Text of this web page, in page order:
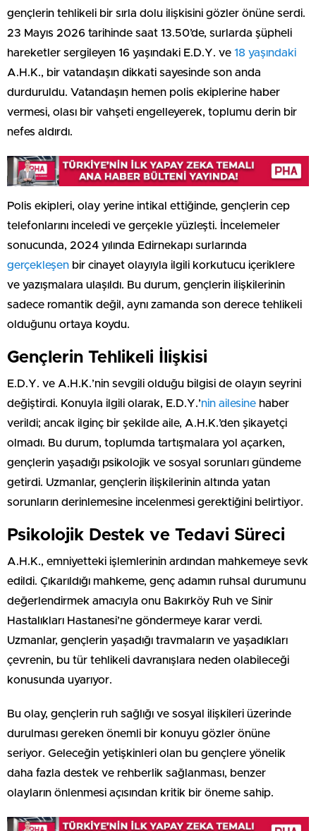
gençlerin tehlikeli bir sırla dolu ilişkisini gözler önüne serdi.
23 Mayıs 2026 tarihinde saat 13.50’de, surlarda şüpheli
hareketler sergileyen 16 yaşındaki E.D.Y. ve 18 yaşındaki
A.H.K., bir vatandaşın dikkati sayesinde son anda
durduruldu. Vatandaşın hemen polis ekiplerine haber
vermesi, olası bir vahşeti engelleyerek, toplumu derin bir
nefes aldırdı.
Polis ekipleri, olay yerine intikal ettiğinde, gençlerin cep
telefonlarını inceledi ve gerçekle yüzleşti. İncelemeler
sonucunda, 2024 yılında Edirnekapı surlarında
gerçekleşen bir cinayet olayıyla ilgili korkutucu içeriklere
ve yazışmalara ulaşıldı. Bu durum, gençlerin ilişkilerinin
sadece romantik değil, aynı zamanda son derece tehlikeli
olduğunu ortaya koydu.
Gençlerin Tehlikeli İlişkisi
E.D.Y. ve A.H.K.’nin sevgili olduğu bilgisi de olayın seyrini
değiştirdi. Konuyla ilgili olarak, E.D.Y.’nin ailesine haber
verildi; ancak ilginç bir şekilde aile, A.H.K.’den şikayetçi
olmadı. Bu durum, toplumda tartışmalara yol açarken,
gençlerin yaşadığı psikolojik ve sosyal sorunları gündeme
getirdi. Uzmanlar, gençlerin ilişkilerinin altında yatan
sorunların derinlemesine incelenmesi gerektiğini belirtiyor.
Psikolojik Destek ve Tedavi Süreci
A.H.K., emniyetteki işlemlerinin ardından mahkemeye sevk
edildi. Çıkarıldığı mahkeme, genç adamın ruhsal durumunu
değerlendirmek amacıyla onu Bakırköy Ruh ve Sinir
Hastalıkları Hastanesi’ne göndermeye karar verdi.
Uzmanlar, gençlerin yaşadığı travmaların ve yaşadıkları
çevrenin, bu tür tehlikeli davranışlara neden olabileceği
konusunda uyarıyor.
Bu olay, gençlerin ruh sağlığı ve sosyal ilişkileri üzerinde
durulması gereken önemli bir konuyu gözler önüne
seriyor. Geleceğin yetişkinleri olan bu gençlere yönelik
daha fazla destek ve rehberlik sağlanması, benzer
olayların önlenmesi açısından kritik bir öneme sahip.